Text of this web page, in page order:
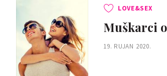
LOVE&SEX
Muškarci
19. RUJAN 2020.